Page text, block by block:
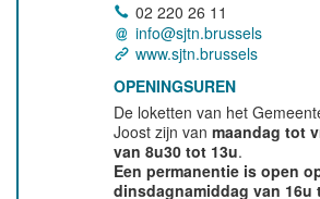
02 220 26 11
info@sjtn.brussels
www.sjtn.brussels
OPENINGSUREN
De loketten van het
Joost zijn vanmaandag tot
van 8u30 tot 13u.
Een permanentie is open
dinsdagnamiddag van 16u